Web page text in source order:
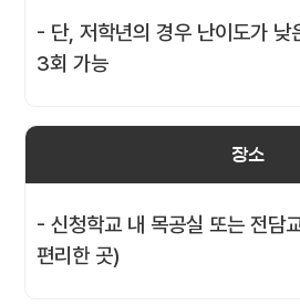
- 단, 저학년의 경우 난이도가 낮
3회 가능
장소
- 신청학교 내 목공실 또는 전담
편리한 곳)